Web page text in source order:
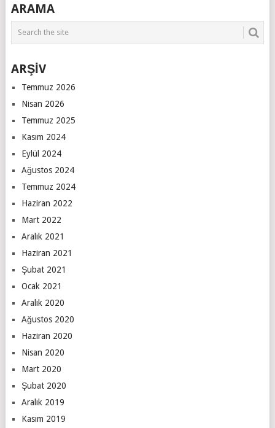
ARAMA
ARŞİV
Temmuz 2026
Nisan 2026
Temmuz 2025
Kasım 2024
Eylül 2024
Ağustos 2024
Temmuz 2024
Haziran 2022
Mart 2022
Aralık 2021
Haziran 2021
Şubat 2021
Ocak 2021
Aralık 2020
Ağustos 2020
Haziran 2020
Nisan 2020
Mart 2020
Şubat 2020
Aralık 2019
Kasım 2019